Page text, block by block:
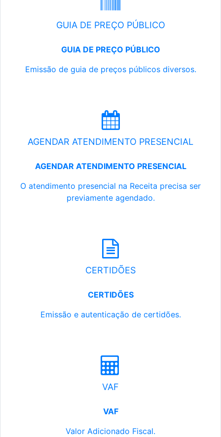
GUIA DE PREÇO PÚBLICO
GUIA DE PREÇO PÚBLICO
Emissão de guia de preços públicos diversos.
AGENDAR ATENDIMENTO PRESENCIAL
AGENDAR ATENDIMENTO PRESENCIAL
O atendimento presencial na Receita precisa ser
previamente agendado.
CERTIDÕES
CERTIDÕES
Emissão e autenticação de certidões.
VAF
VAF
Valor Adicionado Fiscal.